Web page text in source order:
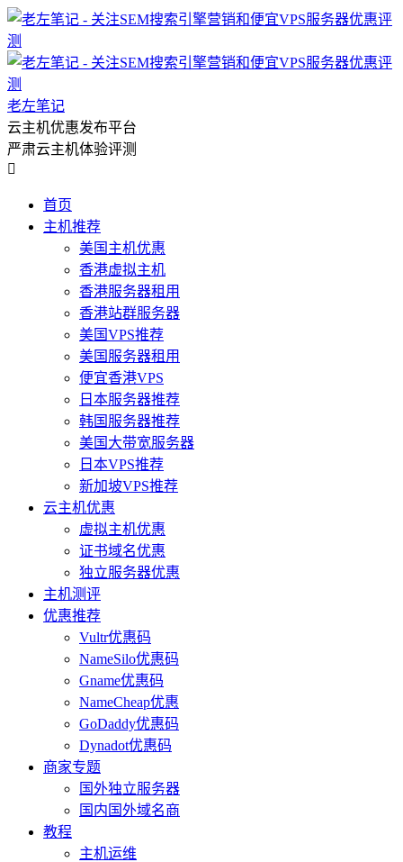
老左笔记
云主机优惠发布平台
严肃云主机体验评测

首页
主机推荐
美国主机优惠
香港虚拟主机
香港服务器租用
香港站群服务器
美国VPS推荐
美国服务器租用
便宜香港VPS
日本服务器推荐
韩国服务器推荐
美国大带宽服务器
日本VPS推荐
新加坡VPS推荐
云主机优惠
虚拟主机优惠
证书域名优惠
独立服务器优惠
主机测评
优惠推荐
Vultr优惠码
NameSilo优惠码
Gname优惠码
NameCheap优惠
GoDaddy优惠码
Dynadot优惠码
商家专题
国外独立服务器
国内国外域名商
教程
主机运维